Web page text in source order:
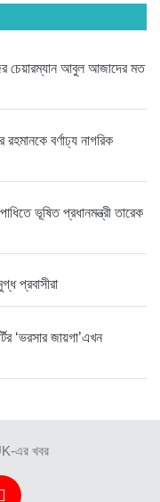
হলে সাংস্কৃতিক...
চেয়ারম্যান আবুল আজাদের মত
বর্ণাঢ্য নাগরিক
ভূষিত প্রধানমন্ত্রী তারেক
প্রবাসীরা
‘ভরসার জায়গা’এখন
এর খবর